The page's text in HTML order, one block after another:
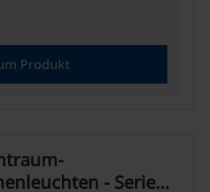
Produkt
- Serie